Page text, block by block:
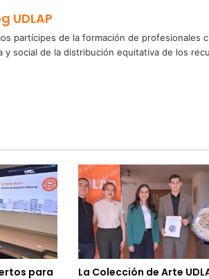
UDLAP
partícipes de la formación de profesionales
y social de la distribución equitativa de los
para
La Colección de Arte